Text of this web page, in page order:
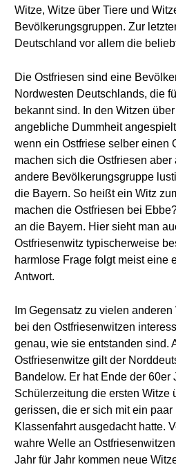
Witze, Witze über Tiere und
Bevölkerungsgruppen. Zur
Deutschland vor allem die
Die Ostfriesen sind eine
Nordwesten Deutschlands, die
bekannt sind. In den Witzen
angebliche Dummheit
wenn ein Ostfriese selber einen
machen sich die Ostfriesen
andere Bevölkerungsgruppe
die Bayern. So heißt ein Witz
machen die Ostfriesen bei
an die Bayern. Hier sieht man
Ostfriesenwitz typischerweise
harmlose Frage folgt meist eine
Antwort.
Im Gegensatz zu vielen
bei den Ostfriesenwitzen
genau, wie sie entstanden sind.
Ostfriesenwitze gilt der
Bandelow. Er hat Ende der 60er
Schülerzeitung die ersten Witze
gerissen, die er sich mit ein
Klassenfahrt ausgedacht hatte.
wahre Welle an
Jahr für Jahr kommen neue